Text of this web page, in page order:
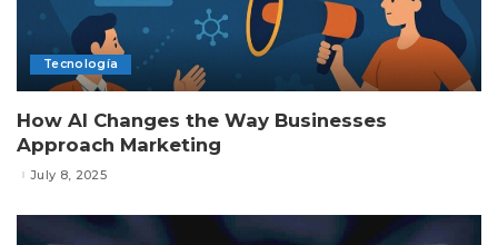
Tecnología
How AI Changes the Way Businesses
Approach Marketing
July 8, 2025